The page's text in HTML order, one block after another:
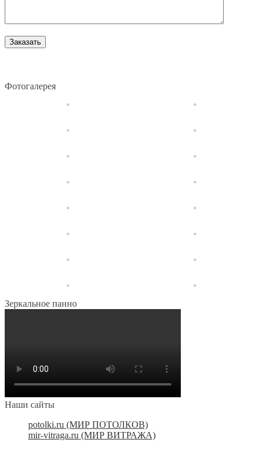
Фотогалерея
Зеркальное панно
Наши сайты
potolki.ru (МИР ПОТОЛКОВ)
mir-vitraga.ru (МИР ВИТРАЖА)